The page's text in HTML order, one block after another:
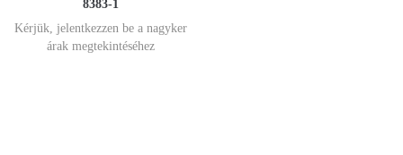
8383-1
Kérjük, jelentkezzen be a nagyker
árak megtekintéséhez